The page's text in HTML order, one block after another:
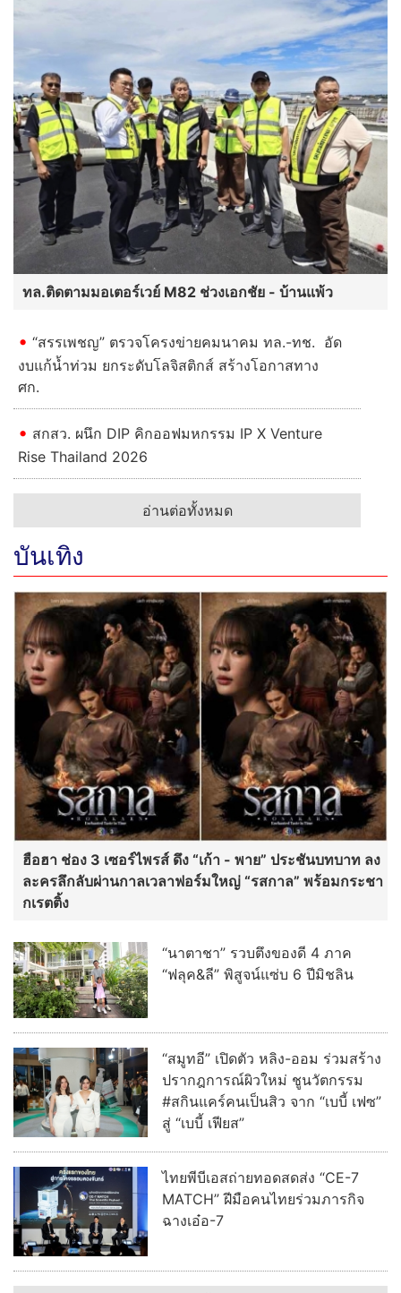
ทล.ติดตามมอเตอร์เวย์ M82 ช่วงเอกชัย - บ้านแพ้ว
“สรรเพชญ” ตรวจโครงข่ายคมนาคม ทล.-ทช. อัด
งบแก้น้ำท่วม ยกระดับโลจิสติกส์ สร้างโอกาสทาง
ศก.
สกสว. ผนึก DIP คิกออฟมหกรรม IP X Venture
Rise Thailand 2026
อ่านต่อทั้งหมด
บันเทิง
ฮือฮา ช่อง 3 เซอร์ไพรส์ ดึง “เก้า - พาย” ประชันบทบาท ลง
ละครลึกลับผ่านกาลเวลาฟอร์มใหญ่ “รสกาล” พร้อมกระชา
กเรตติ้ง
“นาตาชา” รวบตึงของดี 4 ภาค
“ฟลุค&ลี” พิสูจน์แซ่บ 6 ปีมิชลิน
“สมูทอี” เปิดตัว หลิง-ออม ร่วมสร้าง
ปรากฎการณ์ผิวใหม่ ชูนวัตกรรม
#สกินแคร์คนเป็นสิว จาก “เบบี้ เฟซ”
สู่ “เบบี้ เฟียส”
ไทยพีบีเอสถ่ายทอดสดส่ง “CE-7
MATCH” ฝีมือคนไทยร่วมภารกิจ
ฉางเอ๋อ-7